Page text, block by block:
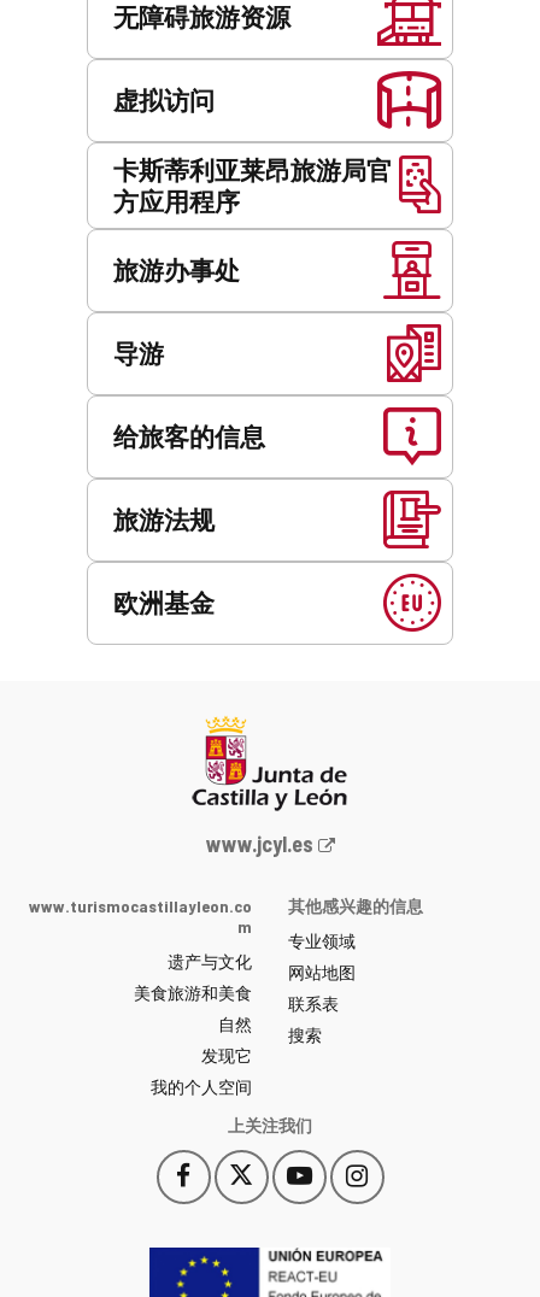
无障碍旅游资源
虚拟访问
卡斯蒂利亚莱昂旅游局官
方应用程序
旅游办事处
导游
给旅客的信息
旅游法规
欧洲基金
Junta
y
León
网
站
门
户
-
www.jcyl.es
www.turismocastillayleon.co
m
遗产与文化
美食旅游和美食
自然
发现它
我的个人空间
其他感兴趣的信息
专业领域
网站地图
联系表
搜索
上关注我们
Facebook
此
链
会
打
此
链
YouTube
此
链
会
打
Instagram
此
链
会